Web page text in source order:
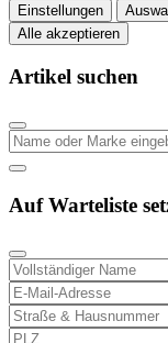
Einstellungen
Alle akzeptieren
Artikel suchen
Auf Warteliste